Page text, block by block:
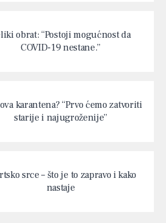
obrat: “Postoji mogućnost da
COVID-19 nestane.”
karantena? “Prvo ćemo zatvoriti
starije i najugroženije”
srce – što je to zapravo i kako
nastaje